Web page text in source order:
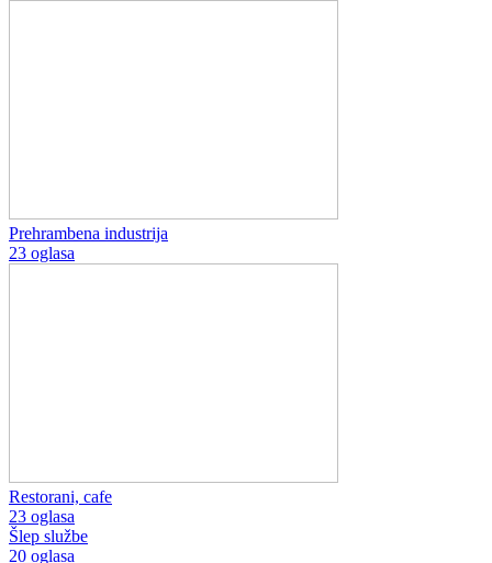
Prehrambena industrija
23 oglasa
Restorani, cafe
23 oglasa
Šlep službe
20 oglasa